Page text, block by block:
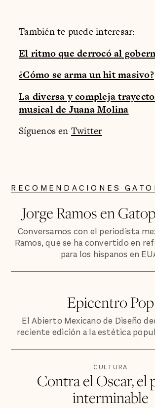
También te puede interesar:
El ritmo que derrocó al
¿Cómo se arma un hit masivo?
La diversa y compleja
musical de Juana Molina
Síguenos en Twitter
RECOMENDACIONES
Jorge Ramos en
Conversamos con el periodista
Ramos, que se ha convertido en
para los hispanos en
Epicentro Pop
El Abierto Mexicano de Diseño
reciente edición a la estética
CULTURA
Contra el Oscar, el
interminable